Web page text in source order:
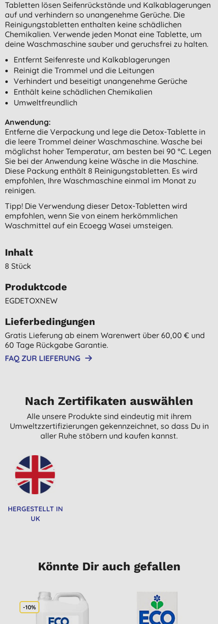
Tabletten lösen Seifenrückstände und Kalkablagerungen
auf und verhindern so unangenehme Gerüche. Die
Reinigungstabletten enthalten keine schädlichen
Chemikalien. Verwende jeden Monat eine Tablette, um
deine Waschmaschine sauber und geruchsfrei zu halten.
Entfernt Seifenreste und Kalkablagerungen
Reinigt die Trommel und die Leitungen
Verhindert und beseitigt unangenehme Gerüche
Enthält keine schädlichen Chemikalien
Umweltfreundlich
Anwendung:
Entferne die Verpackung und lege die Detox-Tablette in
die leere Trommel deiner Waschmaschine. Wasche bei
möglichst hoher Temperatur, am besten bei 90 °C. Legen
Sie bei der Anwendung keine Wäsche in die Maschine.
Diese Packung enthält 8 Reinigungstabletten. Es wird
empfohlen, Ihre Waschmaschine einmal im Monat zu
reinigen.
Tipp! Die Verwendung dieser Detox-Tabletten wird
empfohlen, wenn Sie von einem herkömmlichen
Waschmittel auf ein Ecoegg Wasei umsteigen.
Inhalt
8 Stück
Produktcode
EGDETOXNEW
Lieferbedingungen
Gratis Lieferung ab einem Warenwert über 60,00 € und
60 Tage Rückgabe Garantie.
FAQ ZUR LIEFERUNG
Nach Zertifikaten auswählen
Alle unsere Produkte sind eindeutig mit ihrem
Umweltzzertifizierungen gekennzeichnet, so dass Du in
aller Ruhe stöbern und kaufen kannst.
HERGESTELLT IN
UK
Könnte Dir auch gefallen
-10%